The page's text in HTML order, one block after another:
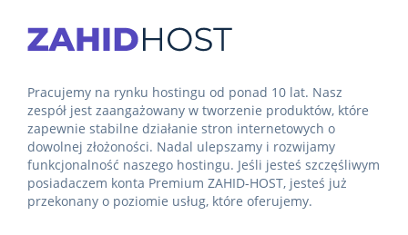
Pracujemy na rynku hostingu od ponad 10 lat. Nasz
zespół jest zaangażowany w tworzenie produktów, które
zapewnie stabilne działanie stron internetowych o
dowolnej złożoności. Nadal ulepszamy i rozwijamy
funkcjonalność naszego hostingu. Jeśli jesteś szczęśliwym
posiadaczem konta Premium ZAHID-HOST, jesteś już
przekonany o poziomie usług, które oferujemy.